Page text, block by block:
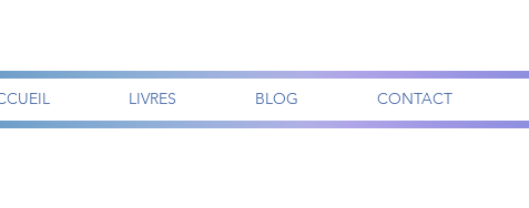
LIVRES BLOG CONTACT